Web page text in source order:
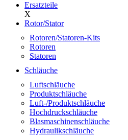
Ersatzteile
X
Rotor/Stator
Rotoren/Statoren-Kits
Rotoren
Statoren
Schläuche
Luftschläuche
Produktschläuche
Luft-/Produktschläuche
Hochdruckschläuche
Blasmaschinenschläuche
Hydraulikschläuche